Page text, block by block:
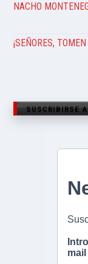
NACHO
¡SEÑORES,
SUSCRIBIRSE